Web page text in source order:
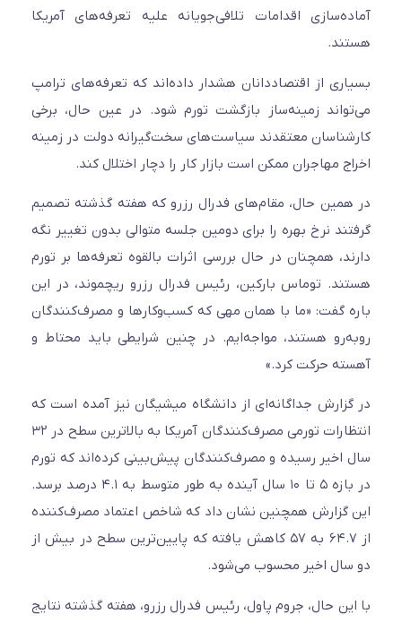
آماده‌سازی اقدامات تلافی‌جویانه علیه تعرفه‌های آمریکا
هستند.
بسیاری از اقتصاددانان هشدار داده‌اند که تعرفه‌های ترامپ
می‌تواند زمینه‌ساز بازگشت تورم شود. در عین حال، برخی
کارشناسان معتقدند سیاست‌های سخت‌گیرانه دولت در زمینه
اخراج مهاجران ممکن است بازار کار را دچار اختلال کند.
در همین حال، مقام‌های فدرال رزرو که هفته گذشته تصمیم
گرفتند نرخ بهره را برای دومین جلسه متوالی بدون تغییر نگه
دارند، همچنان در حال بررسی اثرات بالقوه تعرفه‌ها بر تورم
هستند. توماس بارکین، رئیس فدرال رزرو ریچموند، در این
باره گفت: «ما با همان مهی که کسب‌و‌کارها و مصرف‌کنندگان
روبه‌رو هستند، مواجه‌ایم. در چنین شرایطی باید محتاط و
آهسته حرکت کرد.»
در گزارش جداگانه‌ای از دانشگاه میشیگان نیز آمده است که
انتظارات تورمی مصرف‌کنندگان آمریکا به بالاترین سطح در ۳۲
سال اخیر رسیده و مصرف‌کنندگان پیش‌بینی کرده‌اند که تورم
در بازه ۵ تا ۱۰ سال آینده به طور متوسط به ۴.۱ درصد برسد.
این گزارش همچنین نشان داد که شاخص اعتماد مصرف‌کننده
از ۶۴.۷ به ۵۷ کاهش یافته که پایین‌ترین سطح در بیش از
دو سال اخیر محسوب می‌شود.
با این حال، جروم پاول، رئیس فدرال رزرو، هفته گذشته نتایج